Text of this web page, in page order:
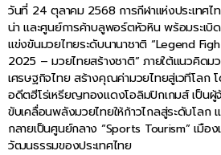
วันที่ 24 ตุลาคม 2568 การกีฬาแห่งประเทศไ
น่า และศูนย์การค้าบลูพอร์ตหัวหิน พร้อมระเบิ
แข่งขันมวยไทยระดับนานาชาติ “Legend
2025 – มวยไทยสร้างชาติ” ภายใต้แนวคิดม
เศรษฐกิจไทย สร้างคุณค่ามวยไทยสู่เวทีโลก
อดีตฮีโร่เหรียญทองแดงโอลิมปิกเกมส์ เป็นผู้
ขับเคลื่อนพลังมวยไทยให้ก้าวไกลสู่ระดับโลก
กลายเป็นศูนย์กลาง “Sports Tourism” เมือ
วัฒนธรรมของประเทศไทย